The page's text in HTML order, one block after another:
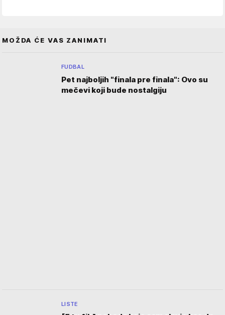
MOŽDA ĆE VAS ZANIMATI
FUDBAL
Pet najboljih "finala pre finala": Ovo su
mečevi koji bude nostalgiju
LISTE